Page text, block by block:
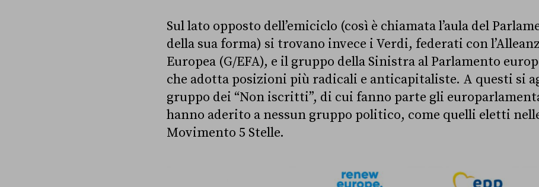
Sul lato opposto dell’emiciclo (così è chiamata l’aula del
della sua forma) si trovano invece i Verdi, federati con
Europea (G/EFA), e il gruppo della Sinistra al Parlamento
che adotta posizioni più radicali e anticapitaliste. A questi si
gruppo dei “Non iscritti”, di cui fanno parte gli
hanno aderito a nessun gruppo politico, come quelli eletti
Movimento 5 Stelle.